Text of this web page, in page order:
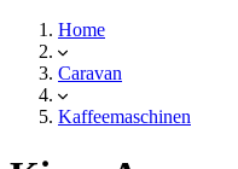
Home
Caravan
Kaffeemaschinen